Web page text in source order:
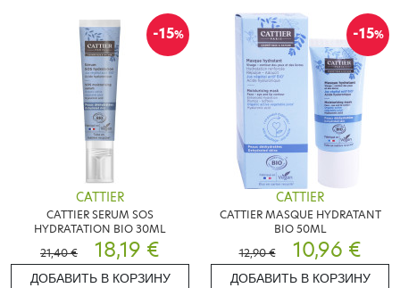
-15%
CATTIER
CATTIER SERUM SOS
HYDRATATION BIO 30ML
21,40 €
18,19 €
ДОБАВИТЬ В КОРЗИНУ
-15%
CATTIER
CATTIER MASQUE HYDRATANT
BIO 50ML
12,90 €
10,96 €
ДОБАВИТЬ В КОРЗИНУ